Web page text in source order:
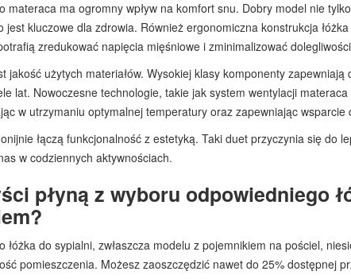
materaca ma ogromny wpływ na komfort snu. Dobry model nie
jest kluczowe dla zdrowia. Również ergonomiczna konstrukcja
zredukować napięcia mięśniowe i zminimalizować
jakość użytych materiałów. Wysokiej klasy komponenty zapewniają
lat. Nowoczesne technologie, takie jak system wentylacji
w utrzymaniu optymalnej temperatury oraz zapewniając wsparcie
łączą funkcjonalność z estetyką. Taki duet przyczynia się do
w codziennych aktywnościach.
płyną z wyboru odpowiedniego
łóżka do sypialni, zwłaszcza modelu z pojemnikiem na pościel,
pomieszczenia. Możesz zaoszczędzić nawet do 25% dostępnej